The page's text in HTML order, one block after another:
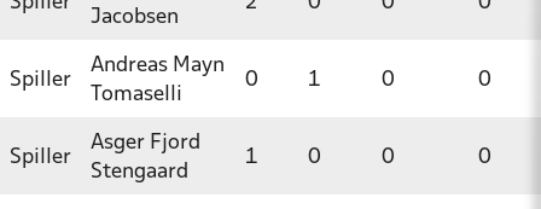
Jacobsen
Spiller
Andreas Mayn
Tomaselli
0 1 0 0
Spiller
Asger Fjord
Stengaard
1 0 0 0